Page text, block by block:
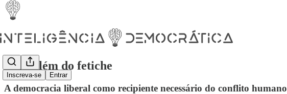
Inscreva-se Entrar
Para além do fetiche
A democracia liberal como recipiente necessário do conflito humano